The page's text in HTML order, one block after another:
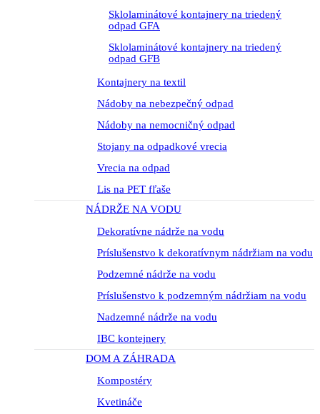
Sklolaminátové kontajnery na triedený
odpad GFA
Sklolaminátové kontajnery na triedený
odpad GFB
Kontajnery na textil
Nádoby na nebezpečný odpad
Nádoby na nemocničný odpad
Stojany na odpadkové vrecia
Vrecia na odpad
Lis na PET fľaše
NÁDRŽE NA VODU
Dekoratívne nádrže na vodu
Príslušenstvo k dekoratívnym nádržiam na vodu
Podzemné nádrže na vodu
Príslušenstvo k podzemným nádržiam na vodu
Nadzemné nádrže na vodu
IBC kontejnery
DOM A ZÁHRADA
Kompostéry
Kvetináče